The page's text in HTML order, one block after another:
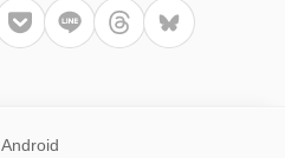
Android